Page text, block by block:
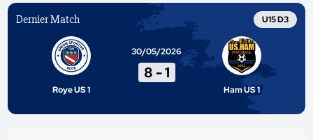
Dernier Match U15 D3
Roye US 1
30/05/2026
8-1
Ham US 1